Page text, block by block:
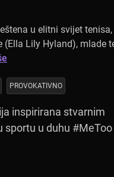
u elitni svijet
(Ella Lily Hyland), mlade
PROVOKATIVNO
inspirirana stvarnim
sportu u duhu